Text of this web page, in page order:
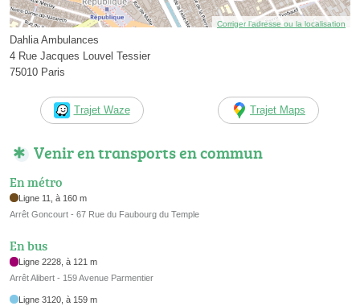
Corriger l’adresse ou la localisation
Dahlia Ambulances
4 Rue Jacques Louvel Tessier
75010 Paris
Trajet Waze Trajet Maps
Venir en transports en commun
En métro
Ligne 11, à 160 m
Arrêt Goncourt - 67 Rue du Faubourg du Temple
En bus
Ligne 2228, à 121 m
Arrêt Alibert - 159 Avenue Parmentier
Ligne 3120, à 159 m